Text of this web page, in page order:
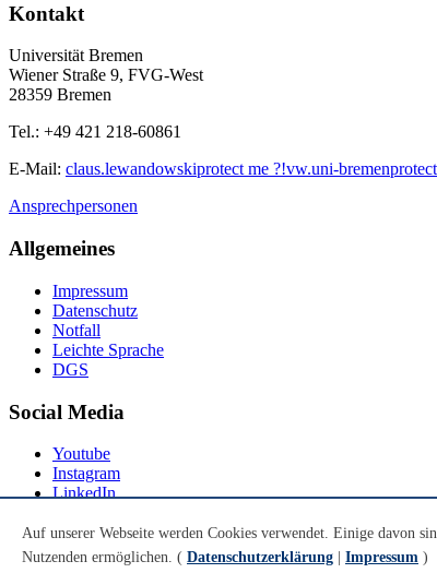
Kontakt
Universität Bremen
Wiener Straße 9, FVG-West
28359 Bremen
Tel.: +49 421 218-60861
E-Mail: claus.lewandowskiprotect me ?!vw.uni-bremen
Ansprechpersonen
Allgemeines
Impressum
Datenschutz
Notfall
Leichte Sprache
DGS
Social Media
Youtube
Instagram
LinkedIn
© Universität Bremen 2026
Auf unserer Webseite werden Cookies verwendet. Einige davon
Nutzenden ermöglichen. ( Datenschutzerklärung | Impressum )